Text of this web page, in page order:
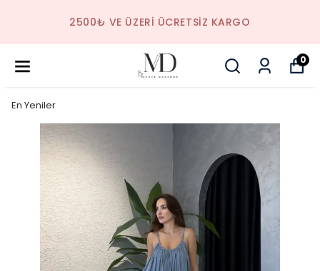
2500₺ VE ÜZERI ÜCRETSIZ KARGO
0
En Yeniler